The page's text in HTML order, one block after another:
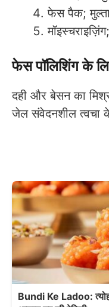
फेस पैक;
मॉइस्चराइज़िंग;
फेस पॉलिशिंग के
दही और बेसन का
जेल संवेदनशील त्वचा
Bundi Ke Ladoo: